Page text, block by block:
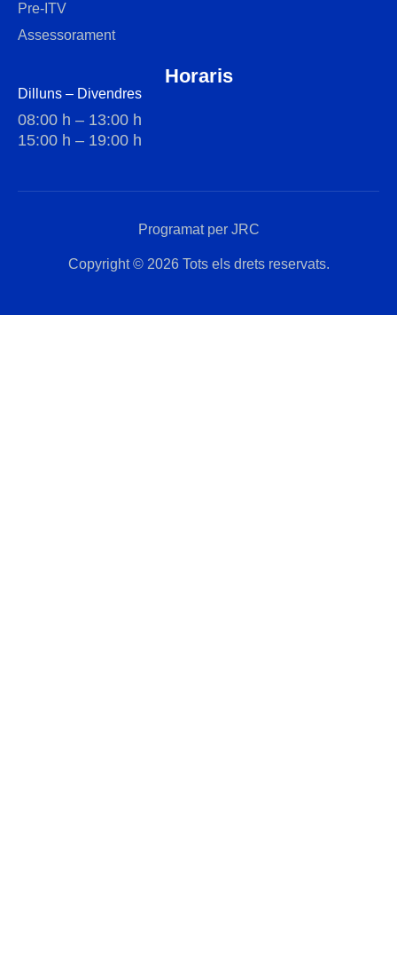
Pre-ITV
Assessorament
Horaris
Dilluns – Divendres
08:00 h – 13:00 h
15:00 h – 19:00 h
Programat per JRC
Copyright © 2026 Tots els drets reservats.